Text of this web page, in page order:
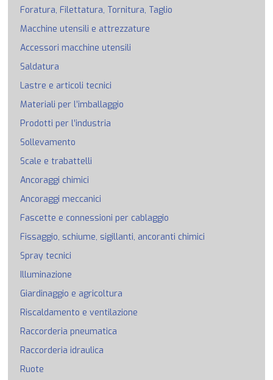
Foratura, Filettatura, Tornitura, Taglio
Macchine utensili e attrezzature
Accessori macchine utensili
Saldatura
Lastre e articoli tecnici
Materiali per l’imballaggio
Prodotti per l’industria
Sollevamento
Scale e trabattelli
Ancoraggi chimici
Ancoraggi meccanici
Fascette e connessioni per cablaggio
Fissaggio, schiume, sigillanti, ancoranti chimici
Spray tecnici
Illuminazione
Giardinaggio e agricoltura
Riscaldamento e ventilazione
Raccorderia pneumatica
Raccorderia idraulica
Ruote